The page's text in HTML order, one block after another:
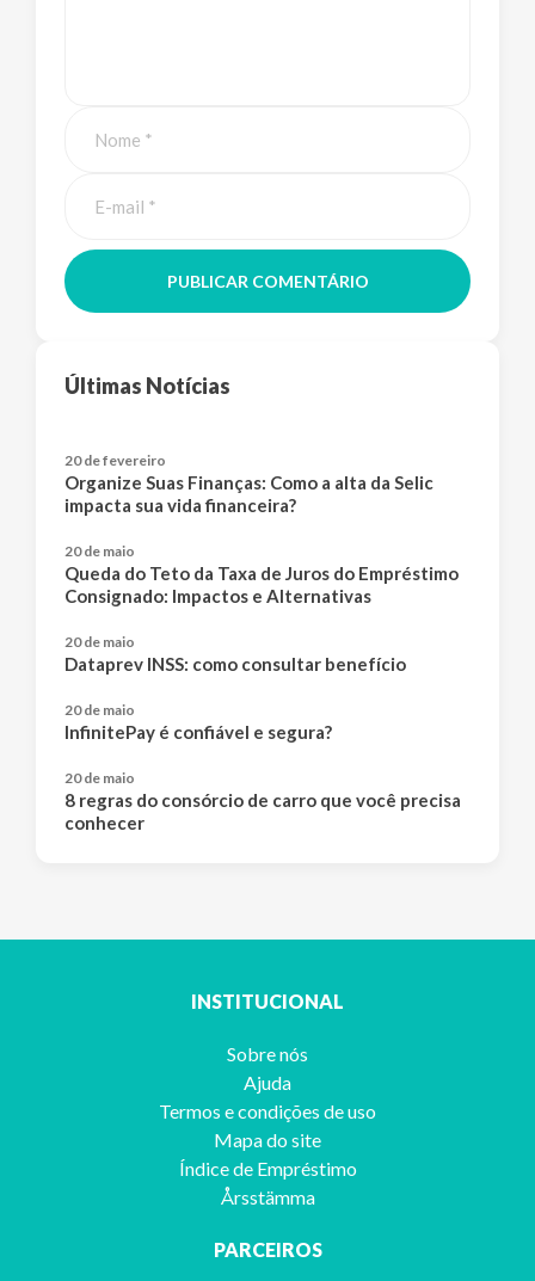
PUBLICAR COMENTÁRIO
Últimas Notícias
20 de fevereiro
Organize Suas Finanças: Como a alta da Selic
impacta sua vida financeira?
20 de maio
Queda do Teto da Taxa de Juros do Empréstimo
Consignado: Impactos e Alternativas
20 de maio
Dataprev INSS: como consultar benefício
20 de maio
InfinitePay é confiável e segura?
20 de maio
8 regras do consórcio de carro que você precisa
conhecer
INSTITUCIONAL
Sobre nós
Ajuda
Termos e condições de uso
Mapa do site
Índice de Empréstimo
Årsstämma
PARCEIROS